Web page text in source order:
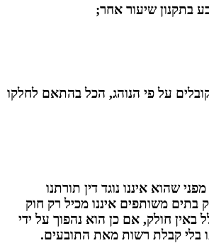
בתקנון שיעור אחר;
על פי הנוהג, הכל בהתאם לחלקו
שהוא איננו נוגד דין תורתנו
בתים משותפים איננו מכיל רק חוק
באין חולק, אם כן הוא נהפוך על ידי
בלי קבלת רשות מאת התובעים.